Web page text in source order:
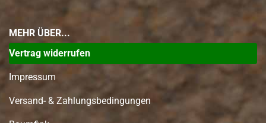
MEHR ÜBER...
Vertrag widerrufen
Impressum
Versand- & Zahlungsbedingungen